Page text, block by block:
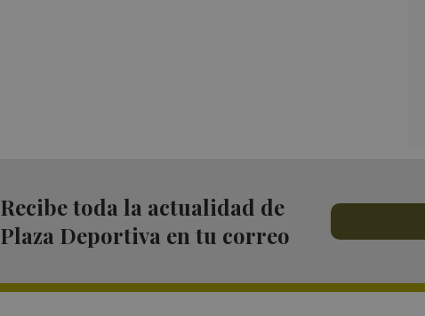
Recibe toda la actualidad de
Plaza Deportiva en tu correo